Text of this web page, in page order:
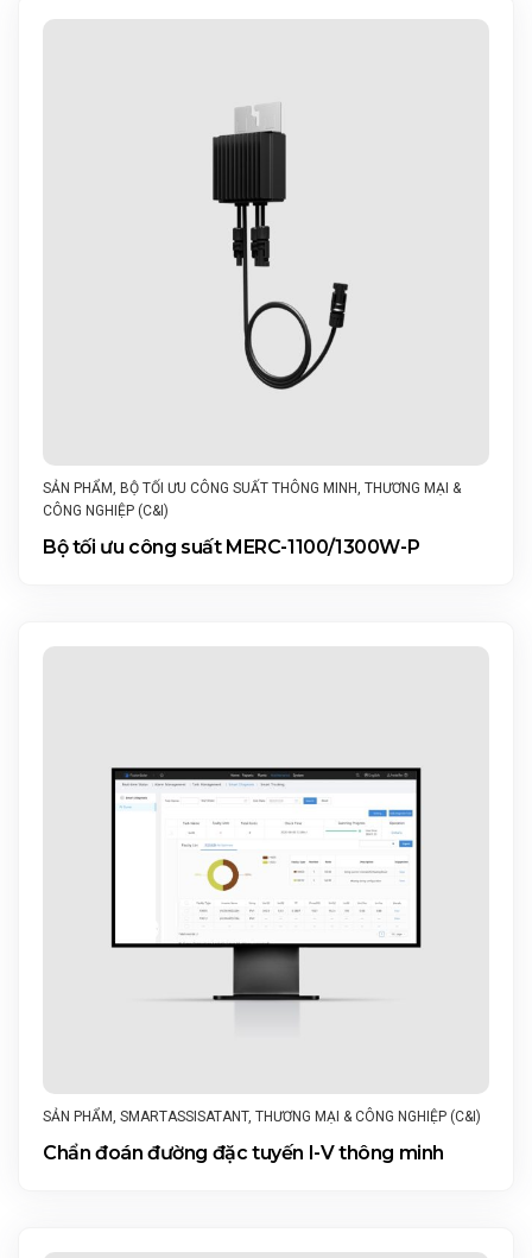
SẢN PHẨM, BỘ TỐI ƯU CÔNG SUẤT THÔNG MINH, THƯƠNG MẠI &
CÔNG NGHIỆP (C&I)
Bộ tối ưu công suất MERC-1100/1300W-P
SẢN PHẨM, SMARTASSISATANT, THƯƠNG MẠI & CÔNG NGHIỆP (C&I)
Chẩn đoán đường đặc tuyến I-V thông minh